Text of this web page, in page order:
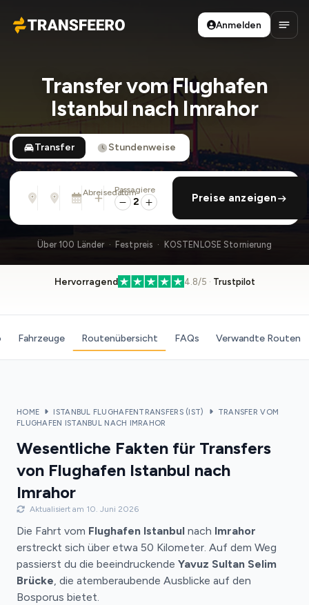
Transfeero
Anmelden
Transfer vom Flughafen
Istanbul nach Imrahor
Transfer Stundenweise
Von
Adresse, Flughafen, Hotel, ...
Nach
Adresse, Flughafen, Hotel, ...
Abreisedatum
Di., 11. Aug. · 01:45 PM
rückfahrt hinzufügen
Passagiere
2 Preise anzeigen
Über 100 Länder · Festpreis · KOSTENLOSE Stornierung
Hervorragend 4.8/5 · Trustpilot
Fahrzeuge Routenübersicht FAQs Verwandte Routen
HOME ISTANBUL FLUGHAFENTRANSFERS (IST)
TRANSFER VOM
FLUGHAFEN ISTANBUL NACH IMRAHOR
Wesentliche Fakten für Transfers
von Flughafen Istanbul nach
Imrahor
Aktualisiert am 10. Juni 2026
Die Fahrt vom Flughafen Istanbul nach Imrahor
erstreckt sich über etwa 50 Kilometer. Auf dem Weg
passierst du die beeindruckende Yavuz Sultan Selim
Brücke, die atemberaubende Ausblicke auf den
Bosporus bietet.